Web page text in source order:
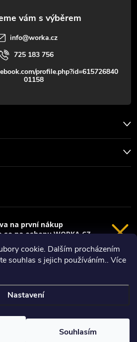
cookie. Dalším procházením
souhlas s jejich používáním.. Více
Nastavení
Souhlasím
info@worka.cz
725 183 756
profile.php?id=615726840
01158
Vytvořil Shoptet
na první nákup
na eshopu WORKA.CZ
Kč* na nákup je Vaše.
Registrace
Privacy policy